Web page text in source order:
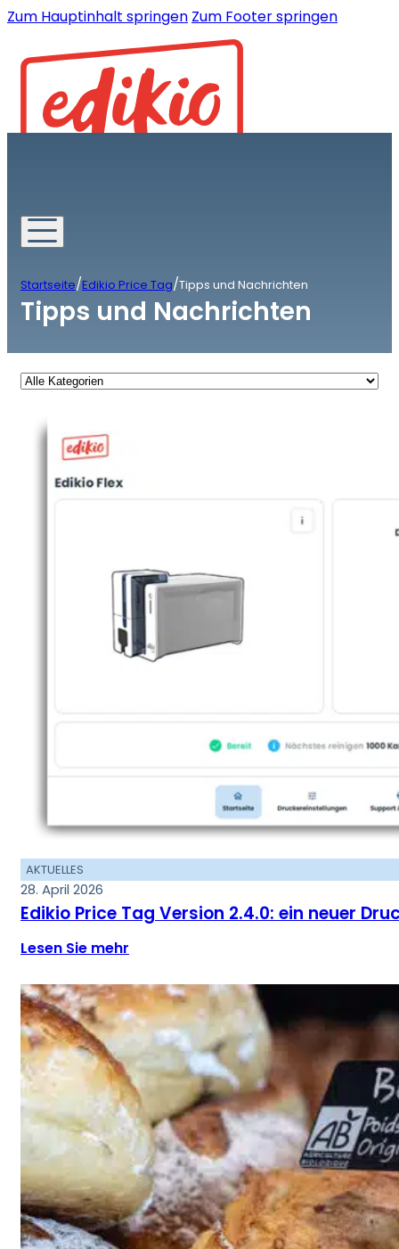
Zum Hauptinhalt springen Zum Footer springen
Startseite/Edikio Price Tag/Tipps und Nachrichten
Tipps und Nachrichten
AKTUELLES
28. April 2026
Edikio Price Tag Version 2.4.0: ein neuer
Lesen Sie mehr